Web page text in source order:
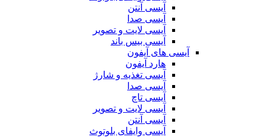
آیسی آنتن
آیسی صدا
آیسی لایت و تصویر
آیسی بیس باند
آیسی های آیفون
هارد آیفون
آیسی تغذیه و شارژ
آیسی صدا
آیسی تاچ
آیسی لایت و تصویر
آیسی آنتن
آیسی وایفای بلوتوث